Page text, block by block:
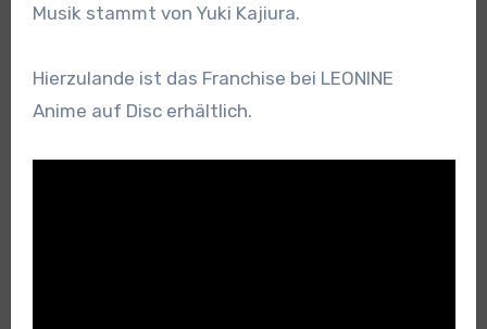
Musik stammt von Yuki Kajiura.
Hierzulande ist das Franchise bei LEONINE
Anime auf Disc erhältlich.